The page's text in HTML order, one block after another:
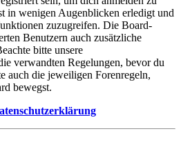
in wenigen Augenblicken erledigt und
zuzugreifen. Die Board-
Benutzern auch zusätzliche
bitte unsere
verwandten Regelungen, bevor du
auch die jeweiligen Forenregeln,
bewegst.